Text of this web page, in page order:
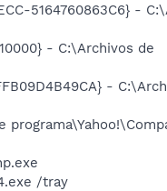
5164760863C6} -
- C:\Archivos de
-
/tray